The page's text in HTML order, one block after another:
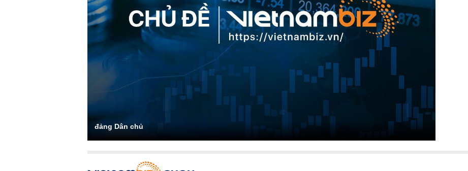
đảng Dân chủ